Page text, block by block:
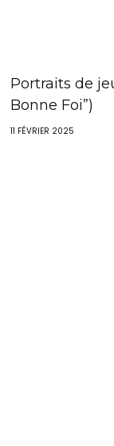
Portraits de
Bonne Foi”)
11 FÉVRIER 2025